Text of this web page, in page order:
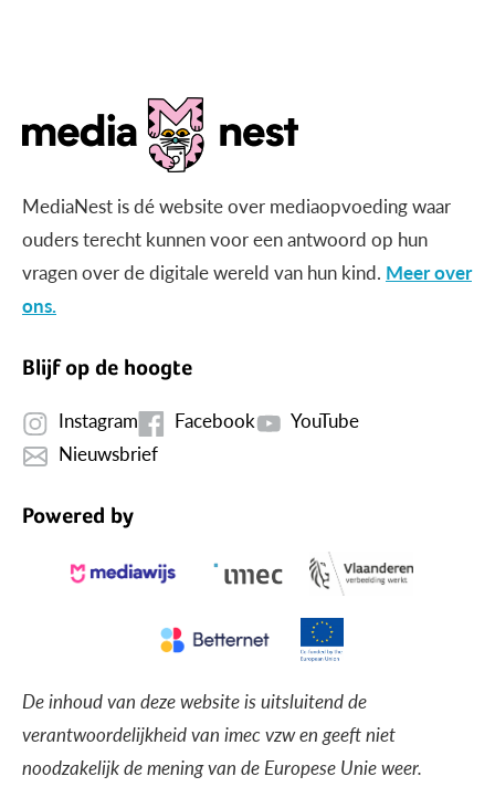
MediaNest is dé website over mediaopvoeding waar
ouders terecht kunnen voor een antwoord op hun
vragen over de digitale wereld van hun kind. Meer over
ons.
Blijf op de hoogte
Instagram Facebook
YouTube
Nieuwsbrief
Powered by
De inhoud van deze website is uitsluitend de
verantwoordelijkheid van imec vzw en geeft niet
noodzakelijk de mening van de Europese Unie weer.